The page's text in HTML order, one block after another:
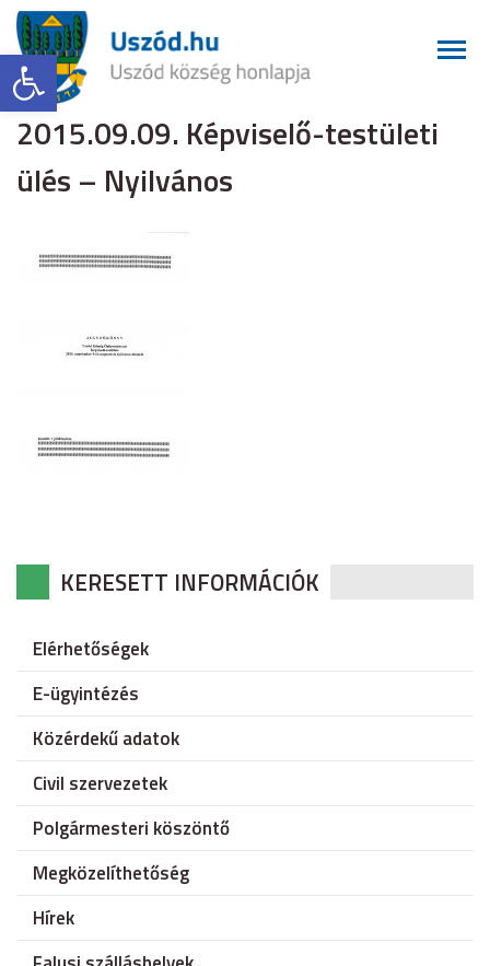
Eszköztár megnyitása
2015.09.09. Képviselő-testületi
ülés – Nyilvános
KERESETT INFORMÁCIÓK
Elérhetőségek
E-ügyintézés
Közérdekű adatok
Civil szervezetek
Polgármesteri köszöntő
Megközelíthetőség
Hírek